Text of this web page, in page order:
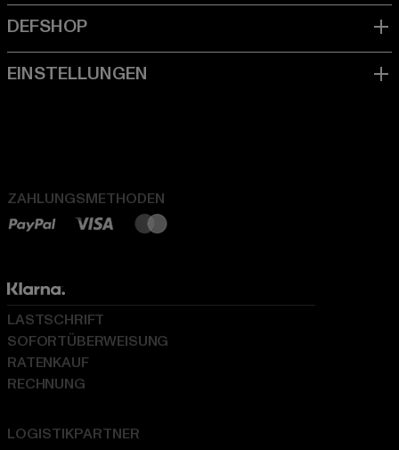
ZAHLUNGSMETHODEN
LOGISTIKPARTNER
LASTSCHRIFT
SOFORTÜBERWEISUNG
RATENKAUF
RECHNUNG